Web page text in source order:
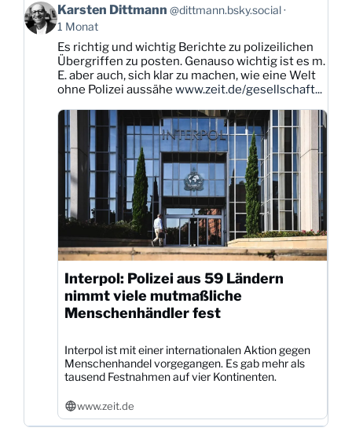
Beitrag
von
Karsten
Dittmann
Bluesky
ansehen
Karsten Dittmann @dittmann.bsky.social
1 Monat
Es richtig und wichtig Berichte zu polizeilichen
Übergriffen zu posten. Genauso wichtig ist es m.
E. aber auch, sich klar zu machen, wie eine Welt
ohne Polizei aussähe www.zeit.de/gesellschaft...
Interpol: Polizei aus 59 Ländern
nimmt viele mutmaßliche
Menschenhändler fest
Interpol ist mit einer internationalen Aktion gegen
Menschenhandel vorgegangen. Es gab mehr als
tausend Festnahmen auf vier Kontinenten.
www.zeit.de